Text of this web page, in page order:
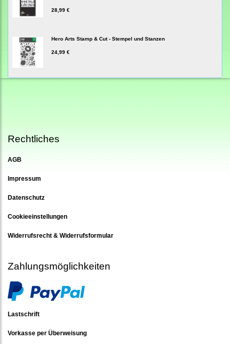
28,99 €
Hero Arts Stamp & Cut - Stempel und Stanzen
24,99 €
Rechtliches
AGB
Impressum
Datenschutz
Cookieeinstellungen
Widerrufsrecht & Widerrufsformular
Zahlungsmöglichkeiten
Lastschrift
Vorkasse per Überweisung